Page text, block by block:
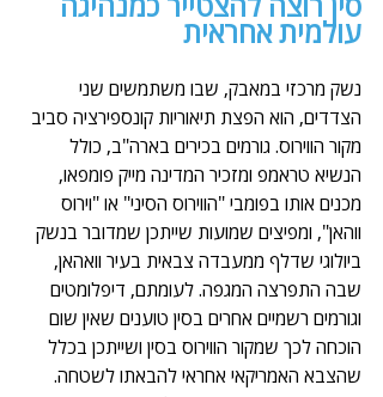
עולמית אחראית
נשק מרכזי במאבק, שבו משתמשים שני
הצדדים, הוא הפצת תיאוריות קונספירציה סביב
מקור הווירוס. גורמים בכירים בארה"ב, כולל
הנשיא טראמפ ומזכיר המדינה מייק פומפאו,
מכנים אותו בפומבי "הווירוס הסיני" או "וירוס
ווהאן", ומפיצים שמועות שייתכן שמדובר בנשק
ביולוגי שדלף ממעבדה צבאית בעיר וואהאן,
שבה התפרצה המגפה. לעומתם, דיפלומטים
וגורמים רשמיים אחרים בסין טוענים שאין שום
הוכחה לכך שמקור הווירוס בסין ושייתכן בכלל
שהצבא האמריקאי אחראי להבאתו לשטחה.